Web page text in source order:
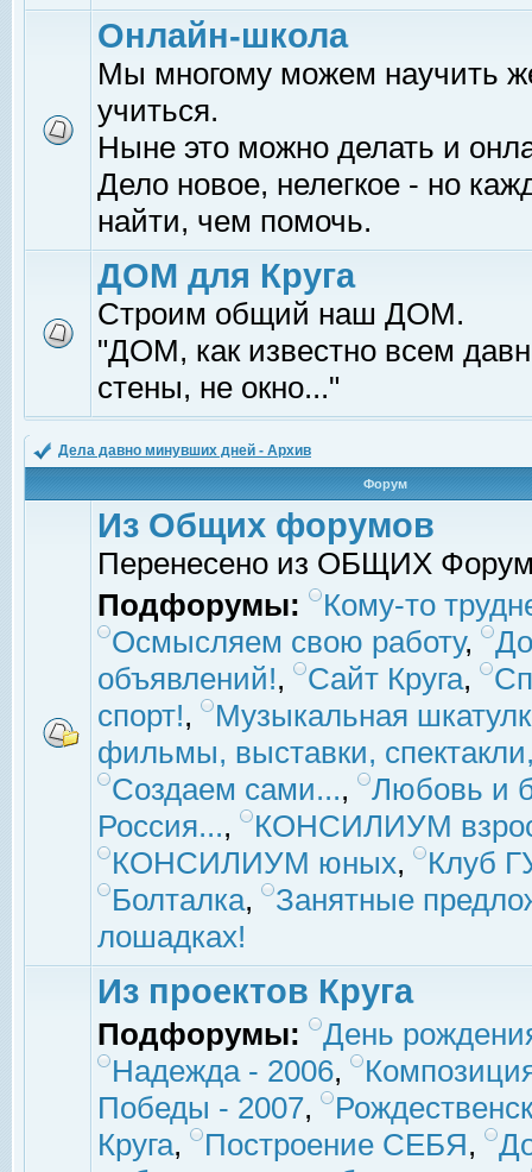
Онлайн-школа
Мы многому можем научить
учиться.
Ныне это можно делать и
Дело новое, нелегкое - но
найти, чем помочь.
ДОМ для Круга
Строим общий наш ДОМ.
"ДОМ, как известно всем
стены, не окно..."
Дела давно минувших дней - Архив
Форум
Из Общих форумов
Перенесено из ОБЩИХ
Подфорумы:
Кому-то
Осмысляем свою работу,
объявлений!, Сайт Круга,
спорт!,
Музыкальная
фильмы, выставки,
Создаем сами...,
Любовь и
Россия...,
КОНСИЛИУМ
КОНСИЛИУМ юных,
Клуб
Болталка,
Занятные
лошадках!
Из проектов Круга
Подфорумы:
День
Надежда - 2006,
Победы - 2007,
Круга, Построение СЕБЯ,